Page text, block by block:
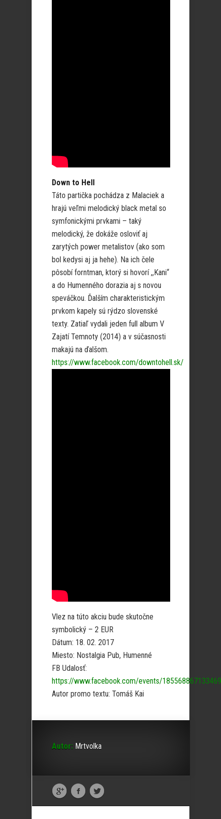
Down to Hell
Táto partička pochádza z Malaciek a
hrajú veľmi melodický black metal so
symfonickými prvkami – taký
melodický, že dokáže osloviť aj
zarytých power metalistov (ako som
bol kedysi aj ja hehe). Na ich čele
pôsobí forntman, ktorý si hovorí ,,Kani“
a do Humenného dorazia aj s novou
speváčkou. Ďalším charakteristickým
prvkom kapely sú rýdzo slovenské
texty. Zatiaľ vydali jeden full album V
Zajatí Temnoty (2014) a v súčasnosti
makajú na ďalšom.
https://www.facebook.com/downtohell.sk/
Vlez na túto akciu bude skutočne
symbolický – 2 EUR
Dátum: 18. 02. 2017
Miesto: Nostalgia Pub, Humenné
FB Udalosť:
https://www.facebook.com/events/
Autor promo textu: Tomáš Kai
Autor: Mrtvolka